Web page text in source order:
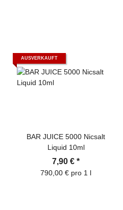
AUSVERKAUFT
BAR JUICE 5000 Nicsalt
Liquid 10ml
7,90 € *
790,00 € pro 1 l